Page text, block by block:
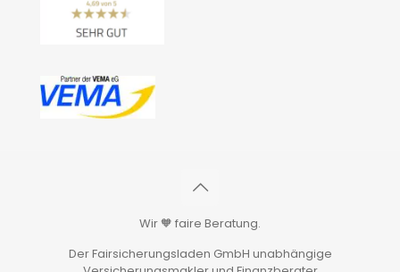
Wir 🧡 faire Beratung.
Der Fairsicherungsladen GmbH unabhängige